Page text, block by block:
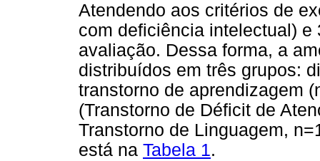
Atendendo aos critérios de
com deficiência intelectual)
avaliação. Dessa forma, a
distribuídos em três grupos:
transtorno de aprendizagem
(Transtorno de Déficit de
Transtorno de Linguagem,
está na Tabela 1.